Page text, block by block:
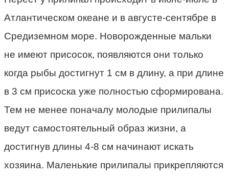
Атлантическом океане и в августе-сентябре в
Средиземном море. Новорожденные мальки
не имеют присосок, появляются они только
когда рыбы достигнут 1 см в длину, а при длине
в 3 см присоска уже полностью сформирована.
Тем не менее поначалу молодые прилипалы
ведут самостоятельный образ жизни, а
достигнув длины 4-8 см начинают искать
хозяина. Маленькие прилипалы прикрепляются